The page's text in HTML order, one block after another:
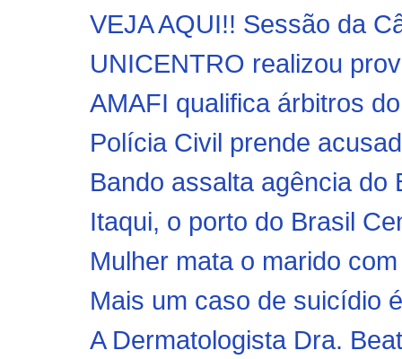
VEJA AQUI!! Sessão da
UNICENTRO realizou
AMAFI qualifica árbitros
Polícia Civil prende
Bando assalta agência do
Itaqui, o porto do Brasil
Mulher mata o marido
Mais um caso de suicídio
A Dermatologista Dra.